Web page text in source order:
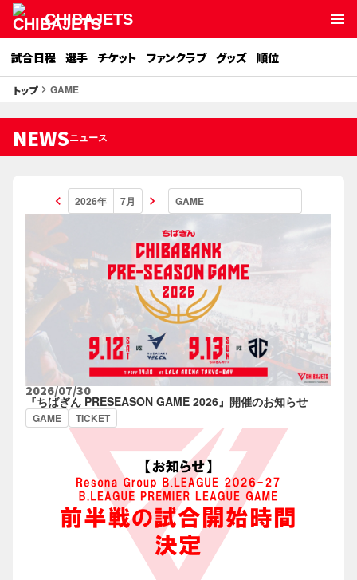
CHIBAJETS
試合日程 選手 チケット ファンクラブ グッズ 順位
トップkeyboard_arrow_right GAME
NEWSニュース
keyboard_arrow_left keyboard_arrow_right
2026/07/30
『ちばぎん PRESEASON GAME 2026』開催のお知らせ
GAME TICKET